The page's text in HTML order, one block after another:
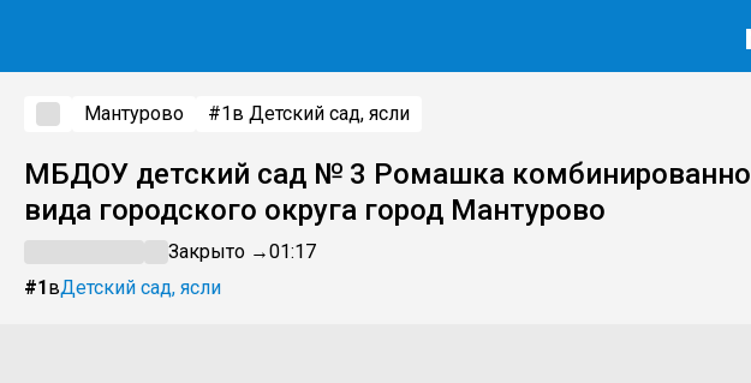
Мантурово #1в Детский сад, ясли
МБДОУ детский сад № 3 Ромашка
вида городского округа город Мантурово
Закрыто →01:17
#1вДетский сад, ясли